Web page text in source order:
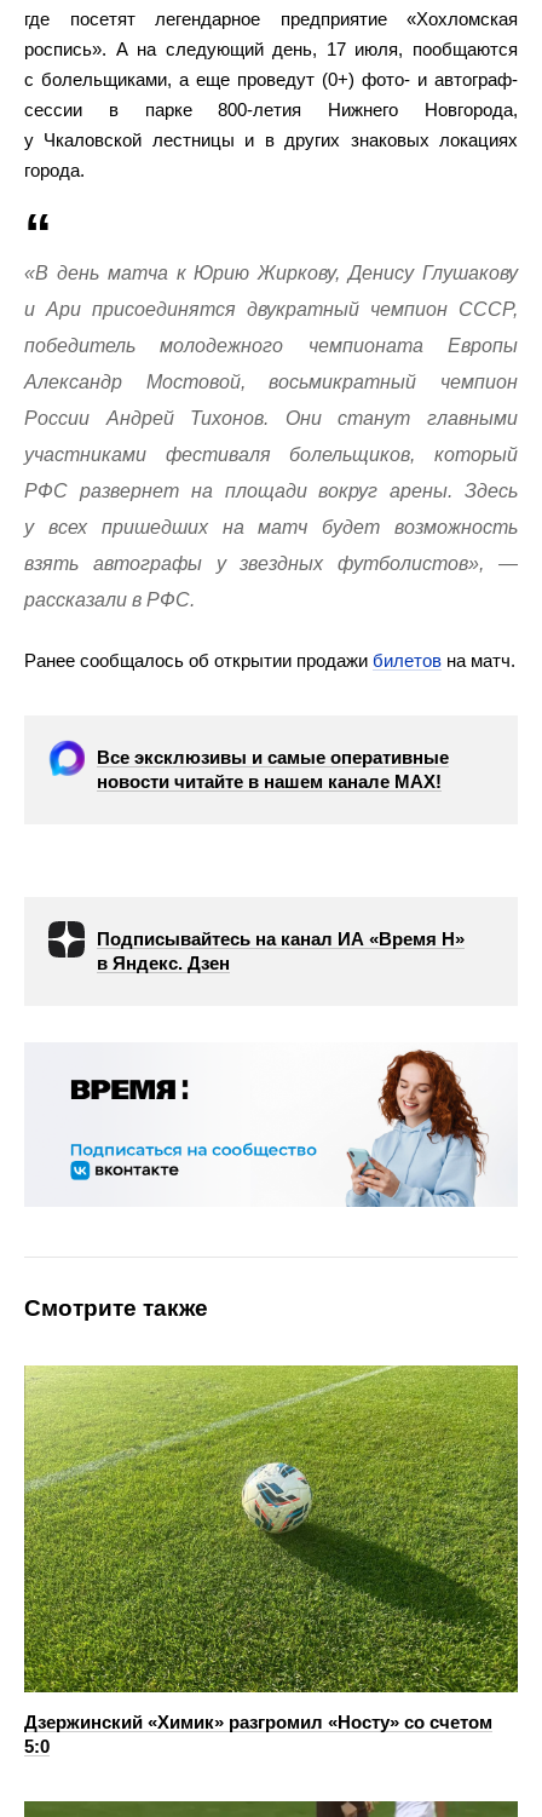
где посетят легендарное предприятие «Хохломская
роспись». А на следующий день, 17 июля, пообщаются
с болельщиками, а еще проведут (0+) фото- и автограф-
сессии в парке 800-летия Нижнего Новгорода,
у Чкаловской лестницы и в других знаковых локациях
города.
«В день матча к Юрию Жиркову, Денису Глушакову
и Ари присоединятся двукратный чемпион СССР,
победитель молодежного чемпионата Европы
Александр Мостовой, восьмикратный чемпион
России Андрей Тихонов. Они станут главными
участниками фестиваля болельщиков, который
РФС развернет на площади вокруг арены. Здесь
у всех пришедших на матч будет возможность
взять автографы у звездных футболистов», —
рассказали в РФС.
Ранее сообщалось об открытии продажи билетов на матч.
Все эксклюзивы и самые оперативные
новости читайте в нашем канале МАХ!
Подписывайтесь на канал ИА «Время Н»
в Яндекс. Дзен
Смотрите также
Дзержинский «Химик» разгромил «Носту» со счетом
5:0